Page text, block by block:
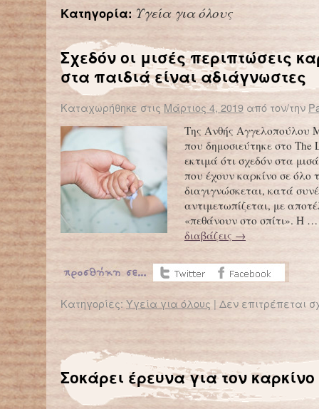
Κατηγορία: Υγεία για όλους
Σχεδόν οι μισές περιπτώσεις
στα παιδιά είναι αδιάγνωστες
Καταχωρήθηκε στις Μάρτιος 4, 2019 από τον/την
Της Ανθής Αγγελοπούλου
που δημοσιεύτηκε στο The
εκτιμά ότι σχεδόν στα
που έχουν καρκίνο σε όλο
διαγιγνώσκεται, κατά
αντιμετωπίζεται, με
«πεθάνουν στο σπίτι». Η
διαβάζεις →
Κατηγορίες: Υγεία για όλους | Δεν επιτρέπεται
Σοκάρει έρευνα για τον καρκίνο